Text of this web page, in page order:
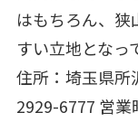
はもちろん、
すい立地となっ
住所：埼玉県所
2929-6777 営